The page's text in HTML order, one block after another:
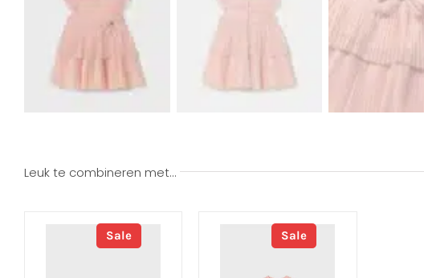
Leuk te combineren met…
Sale Sale